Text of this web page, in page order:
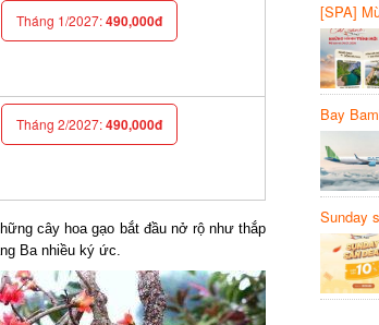
Tháng 1/2027:490,000đ
Tháng 2/2027:490,000đ
cây hoa gạo bắt đầu nở rộ như thắp
Ba nhiều ký ức.
[SPA]
20%
Bay
Sunday